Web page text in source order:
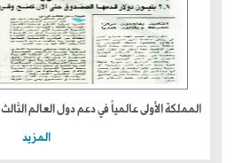
المملكة الأولى عالمياً في دعم دول العالم الثالث
المزيد